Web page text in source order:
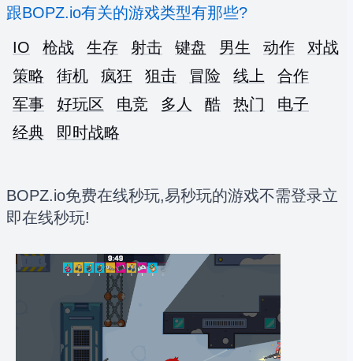
跟BOPZ.io有关的游戏类型有那些?
IO
枪战 生存 射击 键盘 男生 动作
对战
策略
街机 疯狂 狙击 冒险 线上
合作
军事
好玩区 电竞 多人 酷 热门
电子
经典
即时战略
BOPZ.io免费在线秒玩,易秒玩的游戏不需登录立
即在线秒玩!